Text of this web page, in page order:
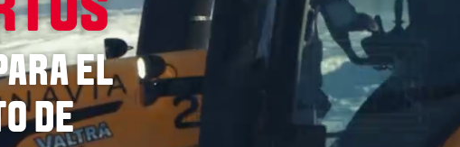
EL
DE